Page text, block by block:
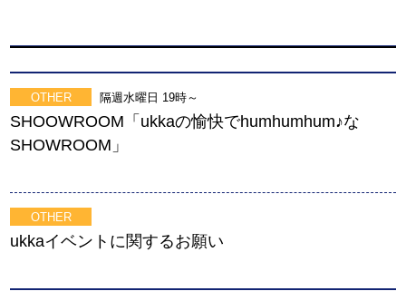
OTHER 隔週水曜日 19時～
SHOOWROOM「ukkaの愉快でhumhumhum♪な
SHOWROOM」
OTHER
ukkaイベントに関するお願い